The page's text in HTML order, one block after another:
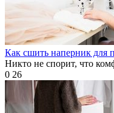
Как сшить наперник для
Никто не спорит, что
0 26